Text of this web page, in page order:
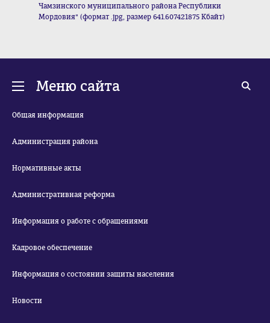
Чамзинского муниципального района Республики
Мордовия" (формат .jpg, размер 641.607421875 Кбайт)
Меню сайта
Общая информация
Администрация района
Нормативные акты
Административная реформа
Информация о работе с обращениями
Кадровое обеспечение
Информация о состоянии защиты населения
Новости